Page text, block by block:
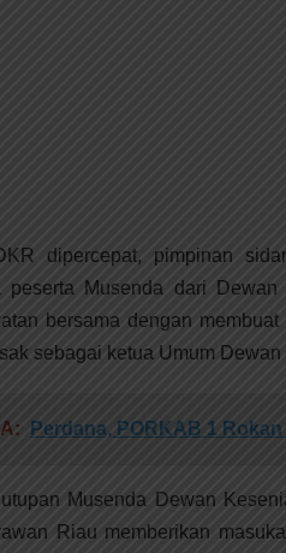
dipercepat, pimpinan
peserta Musenda dari
bersama dengan
sebagai ketua Umum
Perdana, PORKAB 1
Musenda Dewan
Riau memberikan